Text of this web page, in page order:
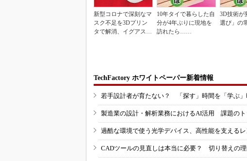
新型コロナで深刻なマ
スク不足を3Dプリン
タで解消、イグアスが
10年タイで暮らした自
分が4年ぶりに現地を
訪れたら……
3D技術が
選び」の
TechFactory ホワイトペーパー新着情報
若手設計者が育たない？ 「探す」時間を「学ぶ
製造業の設計・解析業務におけるAI活用 課題のト
過酷な環境で使う光学デバイス、高性能を支えるレ
CADツールの見直しは本当に必要？ 切り替えの